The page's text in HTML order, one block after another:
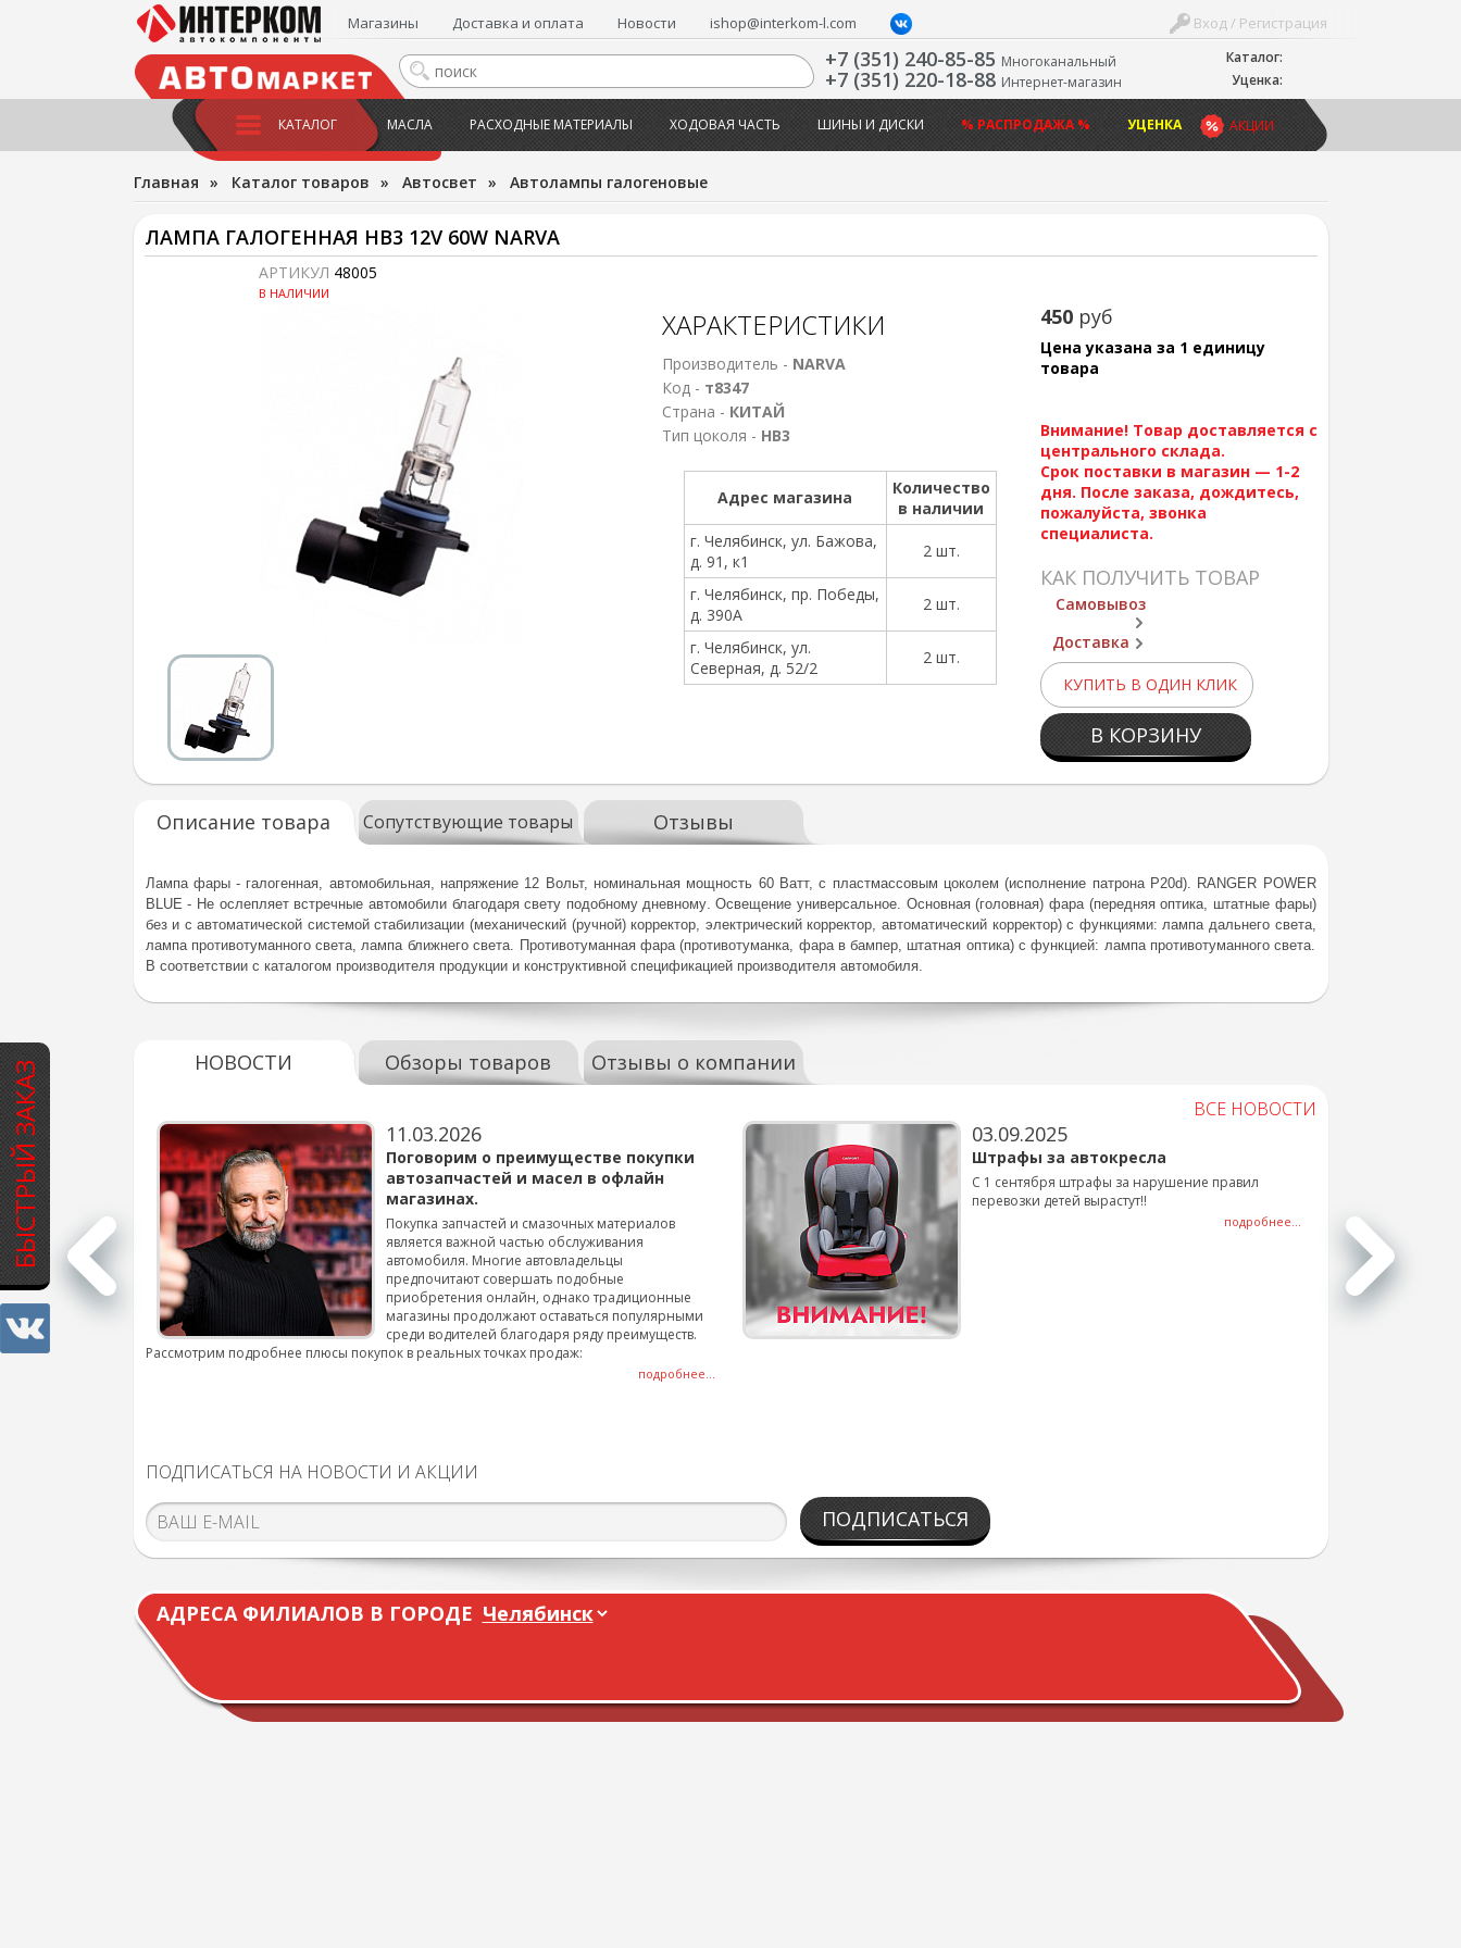
БЫСТРЫЙ ЗАКАЗ
Каталог:
Уценка:
Вход / Регистрация
Магазины Доставка и оплата Новости ishop@interkom-l.com
+7 (351) 240-85-85 Многоканальный
+7 (351) 220-18-88 Интернет-магазин
АКЦИИ
КАТАЛОГ МАСЛА РАСХОДНЫЕ МАТЕРИАЛЫ ХОДОВАЯ ЧАСТЬ ШИНЫ И ДИСКИ % РАСПРОДАЖА % УЦЕНКА
Главная » Каталог товаров » Автосвет » Автолампы галогеновые
ЛАМПА ГАЛОГЕННАЯ HB3 12V 60W NARVA
АРТИКУЛ 48005
В НАЛИЧИИ
450 руб
Цена указана за 1 единицу
товара
Внимание! Товар доставляется с
центрального склада.
Срок поставки в магазин — 1-2
дня. После заказа, дождитесь,
пожалуйста, звонка
специалиста.
КАК ПОЛУЧИТЬ ТОВАР
Самовывоз
Доставка
КУПИТЬ В ОДИН КЛИК
В КОРЗИНУ
ХАРАКТЕРИСТИКИ
Производитель - NARVA
Код - т8347
Страна - КИТАЙ
Тип цоколя - HB3
Адрес магазина
Количество
в наличии
г. Челябинск, ул. Бажова,
д. 91, к1
2 шт.
г. Челябинск, пр. Победы,
д. 390А
2 шт.
г. Челябинск, ул.
Северная, д. 52/2
2 шт.
Описание товара Сопутствующие товары Отзывы
Лампа фары - галогенная, автомобильная, напряжение 12 Вольт, номинальная мощность 60 Ватт, с пластмассовым цоколем (исполнение патрона P20d). RANGER POWER
BLUE - Не ослепляет встречные автомобили благодаря свету подобному дневному. Освещение универсальное. Основная (головная) фара (передняя оптика, штатные фары)
без и с автоматической системой стабилизации (механический (ручной) корректор, электрический корректор, автоматический корректор) с функциями: лампа дальнего света,
лампа противотуманного света, лампа ближнего света. Противотуманная фара (противотуманка, фара в бампер, штатная оптика) с функцией: лампа противотуманного света.
В соответствии с каталогом производителя продукции и конструктивной спецификацией производителя автомобиля.
НОВОСТИ Обзоры товаров Отзывы о компании
ВСЕ НОВОСТИ
для
смены шин на
подробнее...
11.03.2026
Поговорим о преимуществе покупки
автозапчастей и масел в офлайн
магазинах.
Покупка запчастей и смазочных материалов
является важной частью обслуживания
автомобиля. Многие автовладельцы
предпочитают совершать подобные
приобретения онлайн, однако традиционные
магазины продолжают оставаться популярными
среди водителей благодаря ряду преимуществ.
Рассмотрим подробнее плюсы покупок в реальных точках продаж:
подробнее...
03.09.2025
Штрафы за автокресла
С 1 сентября штрафы за нарушение правил
перевозки детей вырастут!!
подробнее...
ПОДПИСАТЬСЯ НА НОВОСТИ И АКЦИИ
ПОДПИСАТЬСЯ
АДРЕСА ФИЛИАЛОВ В ГОРОДЕ